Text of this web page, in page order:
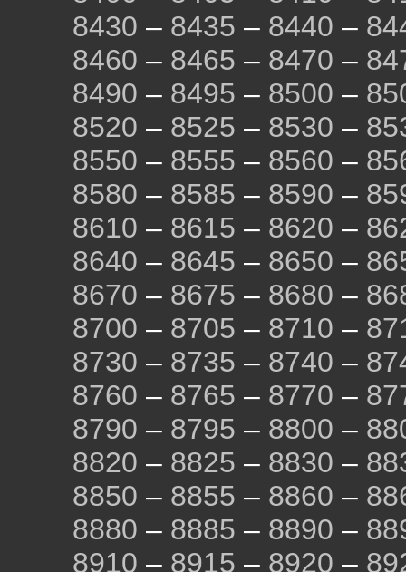
8430 – 8435 – 8440 –
8460 – 8465 – 8470 –
8490 – 8495 – 8500 –
8520 – 8525 – 8530 –
8550 – 8555 – 8560 –
8580 – 8585 – 8590 –
8610 – 8615 – 8620 –
8640 – 8645 – 8650 –
8670 – 8675 – 8680 –
8700 – 8705 – 8710 –
8730 – 8735 – 8740 –
8760 – 8765 – 8770 –
8790 – 8795 – 8800 –
8820 – 8825 – 8830 –
8850 – 8855 – 8860 –
8880 – 8885 – 8890 –
8910 – 8915 – 8920 –